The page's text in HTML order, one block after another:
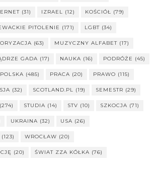
(31) IZRAEL (12) KOŚCIÓŁ (79)
PITOLENIE (171) LGBT (34)
(63) MUZYCZNY ALFABET (17)
GADA (17) NAUKA (16) PODRÓŻE (45)
POLSKA (485) PRACA (20) PRAWO (115)
(32) SCOTLAND.PL (19) SEMESTR (29)
(274) STUDIA (14) STV (10) SZKOCJA (71)
UKRAINA (32) USA (26)
(123) WROCŁAW (20)
(20) ŚWIAT ZZA KÓŁKA (76)